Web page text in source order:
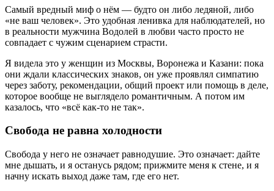
Самый вредный миф о нём — будто он либо ледяной, либо
«не ваш человек». Это удобная ленивка для наблюдателей, но
в реальности мужчина Водолей в любви часто просто не
совпадает с чужим сценарием страсти.
Я видела это у женщин из Москвы, Воронежа и Казани: пока
они ждали классических знаков, он уже проявлял симпатию
через заботу, рекомендации, общий проект или помощь в деле,
которое вообще не выглядело романтичным. А потом им
казалось, что «всё как-то не так».
Свобода не равна холодности
Свобода у него не означает равнодушие. Это означает: дайте
мне дышать, и я останусь рядом; прижмите меня к стене, и я
начну искать выход даже там, где его нет.